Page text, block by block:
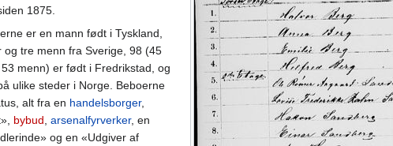
1875.
er en mann født i Tyskland,
og tre menn fra Sverige, 98 (45
menn) er født i Fredrikstad, og
ulike steder i Norge. Beboerne
alt fra en handelsborger,
bybud arsenalfyrverker, en
og en «Udgiver af